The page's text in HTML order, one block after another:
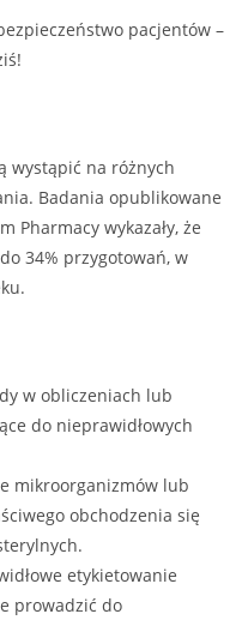
pacjentów –
wystąpić na różnych
Badania opublikowane
Pharmacy wykazały, że
34% przygotowań, w
w obliczeniach lub
do nieprawidłowych
mikroorganizmów lub
obchodzenia się
etykietowanie
prowadzić do